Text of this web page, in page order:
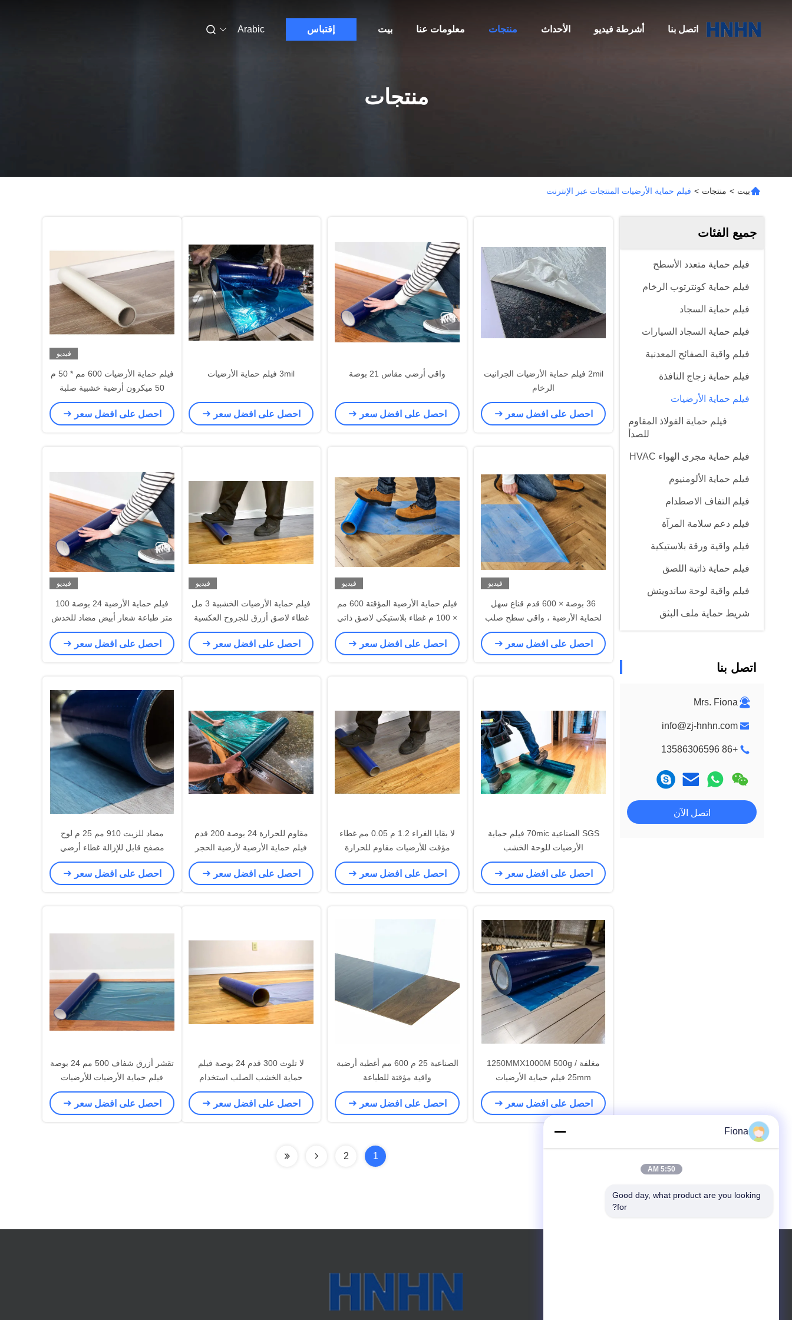
بيت معلومات عنا منتجات الأحداث أشرطة فيديو اتصل بنا إقتباس Arabic
منتجات
بيت > منتجات > فيلم حماية الأرضيات المنتجات عبر الإنترنت
جميع الفئات
فيلم حماية متعدد الأسطح
فيلم حماية كونترتوب الرخام
فيلم حماية السجاد
فيلم حماية السجاد السيارات
فيلم واقية الصفائح المعدنية
فيلم حماية زجاج النافذة
فيلم حماية الأرضيات
فيلم حماية الفولاذ المقاوم
للصدأ
فيلم حماية مجرى الهواء HVAC
فيلم حماية الألومنيوم
فيلم التفاف الاصطدام
فيلم دعم سلامة المرآة
فيلم واقية ورقة بلاستيكية
فيلم حماية ذاتية اللصق
فيلم واقية لوحة ساندويتش
شريط حماية ملف البثق
اتصل بنا
Mrs. Fiona
info@zj-hnhn.com
+86 13586306596
اتصل الآن
2mil فيلم حماية الأرضيات الجرانيت
الرخام
احصل على افضل سعر
واقي أرضي مقاس 21 بوصة
احصل على افضل سعر
3mil فيلم حماية الأرضيات
احصل على افضل سعر
فيديو
فيلم حماية الأرضيات 600 مم * 50 م
50 ميكرون أرضية خشبية صلبة
احصل على افضل سعر
فيديو
36 بوصة × 600 قدم قناع سهل
لحماية الأرضية ، واقي سطح صلب
أزرق
احصل على افضل سعر
فيديو
فيلم حماية الأرضية المؤقتة 600 مم
× 100 م غطاء بلاستيكي لاصق ذاتي
اللصق
احصل على افضل سعر
فيديو
فيلم حماية الأرضيات الخشبية 3 مل
غطاء لاصق أزرق للجروح العكسية
احصل على افضل سعر
فيديو
فيلم حماية الأرضية 24 بوصة 100
متر طباعة شعار أبيض مضاد للخدش
احصل على افضل سعر
SGS الصناعية 70mic فيلم حماية
الأرضيات للوحة الخشب
احصل على افضل سعر
لا بقايا الغراء 1.2 م 0.05 مم غطاء
مؤقت للأرضيات مقاوم للحرارة
احصل على افضل سعر
مقاوم للحرارة 24 بوصة 200 قدم
فيلم حماية الأرضية لأرضية الحجر
الطبيعي
احصل على افضل سعر
مضاد للزيت 910 مم 25 م لوح
مصفح قابل للإزالة غطاء أرضي
مقاوم للماء
احصل على افضل سعر
مغلفة 1250MMX1000M 500g /
25mm فيلم حماية الأرضيات
احصل على افضل سعر
الصناعية 25 م 600 مم أغطية أرضية
واقية مؤقتة للطباعة
احصل على افضل سعر
لا تلوث 300 قدم 24 بوصة فيلم
حماية الخشب الصلب استخدام
الأرضيات الخشبية
احصل على افضل سعر
تقشر أزرق شفاف 500 مم 24 بوصة
فيلم حماية الأرضيات للأرضيات
الخشبية
احصل على افضل سعر
1
2
Fiona
5:50 AM
Good day, what product are you looking
for?